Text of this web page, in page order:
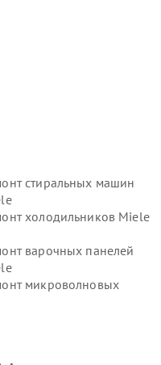
стиральных машин
холодильников Miele
варочных панелей
микроволновых